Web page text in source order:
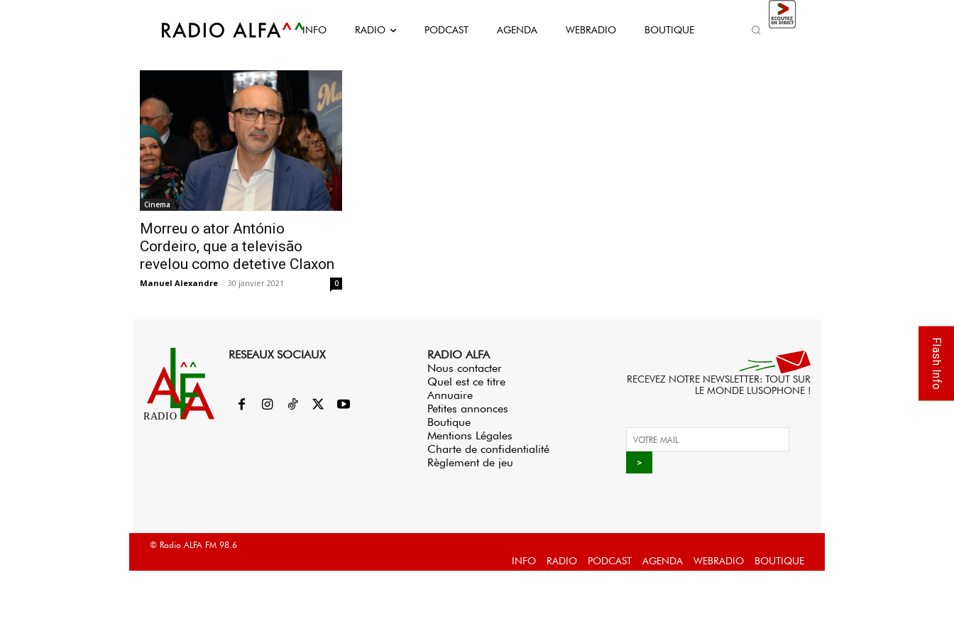
INFO RADIO PODCAST AGENDA WEBRADIO BOUTIQUE
Accueil Tags António Cordeiro
Tag: António Cordeiro
Cinema
Morreu o ator António
Cordeiro, que a televisão
revelou como detetive Claxon
Manuel Alexandre - 30 janvier 2021 0
RADIO
RESEAUX SOCIAUX
RADIO ALFA
Nous contacter
Quel est ce titre
Annuaire
Petites annonces
Boutique
Mentions Légales
Charte de confidentialité
Règlement de jeu
RECEVEZ NOTRE NEWSLETTER: TOUT SUR
LE MONDE LUSOPHONE !
© Radio ALFA FM 98.6
INFO RADIO PODCAST AGENDA WEBRADIO BOUTIQUE
Flash Info